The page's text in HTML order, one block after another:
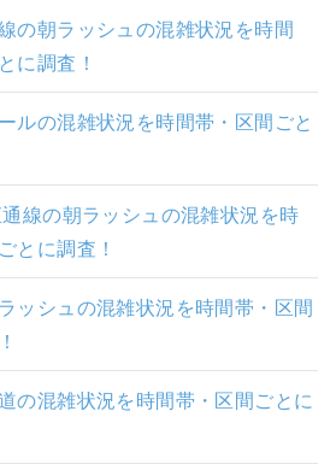
の朝ラッシュの混雑状況を時間
に調査！
ルの混雑状況を時間帯・区間ごと
線の朝ラッシュの混雑状況を時
とに調査！
ッシュの混雑状況を時間帯・区間
の混雑状況を時間帯・区間ごとに